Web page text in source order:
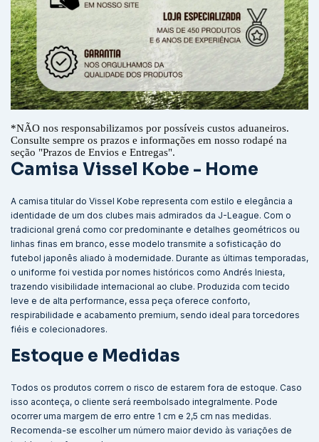
*NÃO nos responsabilizamos por possíveis custos aduaneiros.
Consulte sempre os prazos e informações em nosso rodapé na
seção "Prazos de Envios e Entregas".
Camisa Vissel Kobe - Home
A camisa titular do Vissel Kobe representa com estilo e elegância a
identidade de um dos clubes mais admirados da J-League. Com o
tradicional grená como cor predominante e detalhes geométricos ou
linhas finas em branco, esse modelo transmite a sofisticação do
futebol japonês aliado à modernidade. Durante as últimas temporadas,
o uniforme foi vestida por nomes históricos como Andrés Iniesta,
trazendo visibilidade internacional ao clube. Produzida com tecido
leve e de alta performance, essa peça oferece conforto,
respirabilidade e acabamento premium, sendo ideal para torcedores
fiéis e colecionadores.
Estoque e Medidas
Todos os produtos correm o risco de estarem fora de estoque. Caso
isso aconteça, o cliente será reembolsado integralmente. Pode
ocorrer uma margem de erro entre 1 cm e 2,5 cm nas medidas.
Recomenda-se escolher um número maior devido às variações de